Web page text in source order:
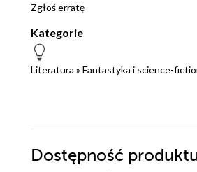
Zgłoś erratę
Kategorie
Literatura » Fantastyka i science-
Dostępność